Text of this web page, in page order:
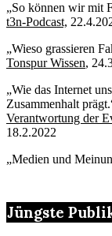
„So können wir mit
t3n-Podcast,
„Wieso grassieren
Tonspur Wissen,
„Wie das Internet
Zusammenhalt
Verantwortung der
18.2.2022
„Medien und
Jüngste